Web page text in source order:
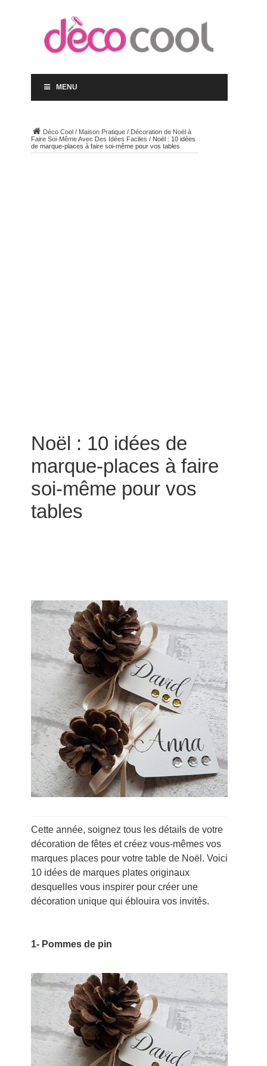
MENU
Déco Cool/ Maison Pratique/ Décoration de Noël à
Faire Soi-Même Avec Des Idées Faciles / Noël : 10 idées
de marque-places à faire soi-même pour vos tables
Noël : 10 idées de
marque-places à faire
soi-même pour vos
tables
Cette année, soignez tous les détails de votre
décoration de fêtes et créez vous-mêmes vos
marques places pour votre table de Noël. Voici
10 idées de marques plates originaux
desquelles vous inspirer pour créer une
décoration unique qui éblouira vos invités.
1- Pommes de pin